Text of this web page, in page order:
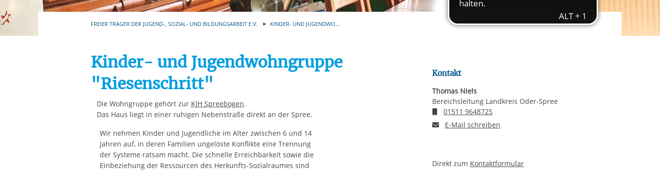
Ihre etwaige Einwilligung erstreckt sich nicht auf notwendige Cookies, die erforderlich zur Bereitstellung
der von Ihnen aufgerufenen und somit gewünschten Website-Funktionen sind. Diese Cookies setzen wir
aufgrund berechtigter Interessen und daher unabhängig von einer Einwilligung.
Automatische Wiedergabe starten/stoppen
FREIER TRÄGER DER JUGEND-, SOZIAL- UND BILDUNGSARBEIT E.V. KINDER- UND JUGENDWO...
Kinder- und Jugendwohngruppe
"Riesenschritt"
Die Wohngruppe gehört zur KJH Spreebogen.
Das Haus liegt in einer ruhigen Nebenstraße direkt an der Spree.
Wir nehmen Kinder und Jugendliche im Alter zwischen 6 und 14
Jahren auf, in deren Familien ungelöste Konflikte eine Trennung
der Systeme ratsam macht. Die schnelle Erreichbarkeit sowie die
Einbeziehung der Ressourcen des Herkunfts-Sozialraumes sind
Kontakt
Thomas Niels
Bereichsleitung Landkreis Oder-Spree
Email senden
01511 9648725
E-Mail an Thomas Niels
E-Mail schreiben
Direkt zum Kontaktformular